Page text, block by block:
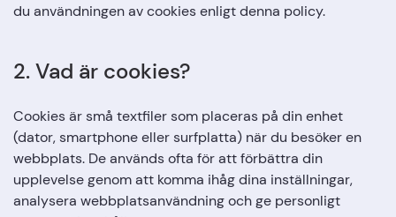
du användningen av cookies enligt denna policy.
2. Vad är cookies?
Cookies är små textfiler som placeras på din enhet
(dator, smartphone eller surfplatta) när du besöker en
webbplats. De används ofta för att förbättra din
upplevelse genom att komma ihåg dina inställningar,
analysera webbplatsanvändning och ge personligt